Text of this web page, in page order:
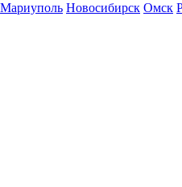
Мариуполь Новосибирск Омск